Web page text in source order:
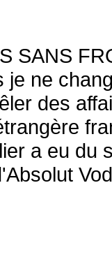
SANS
je ne
des
a eu du